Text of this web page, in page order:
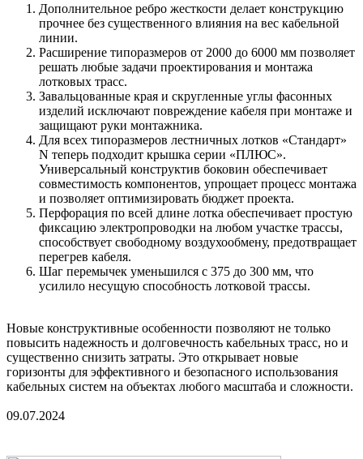
Дополнительное ребро жесткости делает конструкцию
прочнее без существенного влияния на вес кабельной
линии.
Расширение типоразмеров от 2000 до 6000 мм позволяет
решать любые задачи проектирования и монтажа
лотковых трасс.
Завальцованные края и скругленные углы фасонных
изделий исключают повреждение кабеля при монтаже и
защищают руки монтажника.
Для всех типоразмеров лестничных лотков «Стандарт»
N теперь подходит крышка серии «ПЛЮС».
Универсальный конструктив боковин обеспечивает
совместимость компонентов, упрощает процесс монтажа
и позволяет оптимизировать бюджет проекта.
Перфорация по всей длине лотка обеспечивает простую
фиксацию электропроводки на любом участке трассы,
способствует свободному воздухообмену, предотвращает
перегрев кабеля.
Шаг перемычек уменьшился с 375 до 300 мм, что
усилило несущую способность лотковой трассы.
Новые конструктивные особенности позволяют не только
повысить надежность и долговечность кабельных трасс, но и
существенно снизить затраты. Это открывает новые
горизонты для эффективного и безопасного использования
кабельных систем на объектах любого масштаба и сложности.
09.07.2024